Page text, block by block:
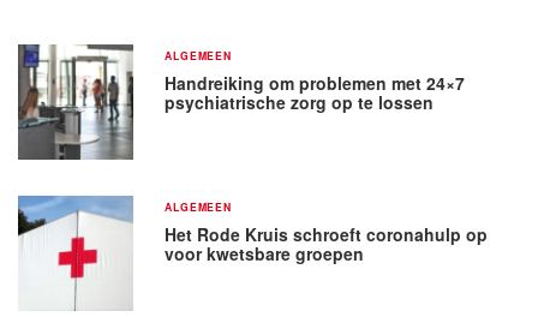
ALGEMEEN
Handreiking om problemen met 24×7
psychiatrische zorg op te lossen
ALGEMEEN
Het Rode Kruis schroeft coronahulp op
voor kwetsbare groepen